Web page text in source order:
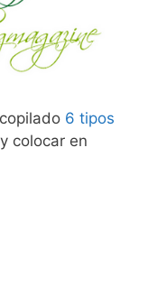
6 tipos
colocar en